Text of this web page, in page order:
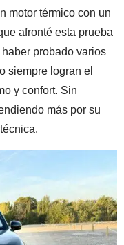
motor térmico con un
afronté esta prueba
probado varios
siempre logran el
y confort. Sin
más por su